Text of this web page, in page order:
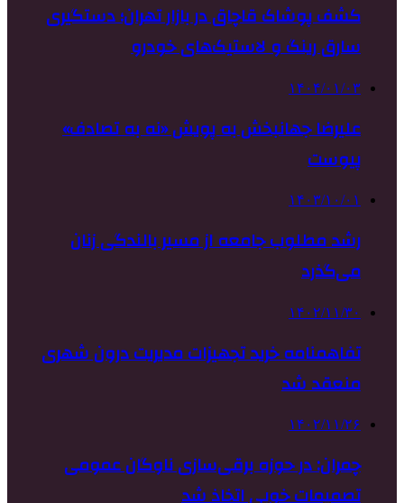
کشف پوشاک قاچاق در بازار تهران؛ دستگیری
سارق رینگ و لاستیک‌های خودرو
۱۴۰۴/۰۱/۰۳
علیرضا جهانبخش به پویش «نه به تصادف»
پیوست
۱۴۰۳/۱۰/۰۱
رشد مطلوب جامعه از مسیر بالندگی زنان
می‌گذرد
۱۴۰۲/۱۱/۳۰
تفاهمنامه خرید تجهیزات مدیریت درون شهری
منعقد شد
۱۴۰۲/۱۱/۲۶
چمران: در حوزه برقی‌سازی ناوگان عمومی
تصمیمات خوبی اتخاذ شد